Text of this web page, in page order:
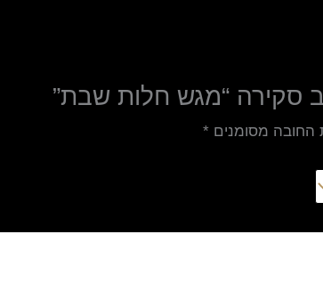
סקירה “מגש חלות שבת”
החובה מסומנים *